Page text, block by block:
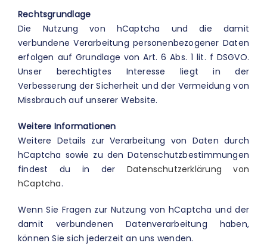
Rechtsgrundlage
Die Nutzung von hCaptcha und die damit
verbundene Verarbeitung personenbezogener Daten
erfolgen auf Grundlage von Art. 6 Abs. 1 lit. f DSGVO.
Unser berechtigtes Interesse liegt in der
Verbesserung der Sicherheit und der Vermeidung von
Missbrauch auf unserer Website.
Weitere Informationen
Weitere Details zur Verarbeitung von Daten durch
hCaptcha sowie zu den Datenschutzbestimmungen
findest du in der Datenschutzerklärung von
hCaptcha.
Wenn Sie Fragen zur Nutzung von hCaptcha und der
damit verbundenen Datenverarbeitung haben,
können Sie sich jederzeit an uns wenden.